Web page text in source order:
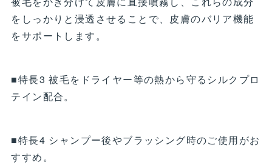
をしっかりと浸透させることで、皮膚のバリア機能
をサポートします。
■特長3 被毛をドライヤー等の熱から守るシルクプロ
テイン配合。
■特長4 シャンプー後やブラッシング時のご使用がお
すすめ。